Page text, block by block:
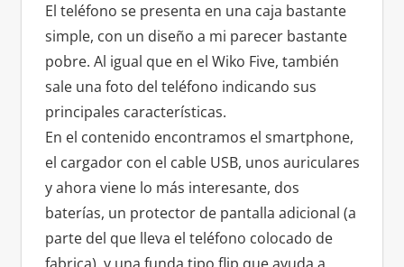
El teléfono se presenta en una caja bastante
simple, con un diseño a mi parecer bastante
pobre. Al igual que en el Wiko Five, también
sale una foto del teléfono indicando sus
principales características.
En el contenido encontramos el smartphone,
el cargador con el cable USB, unos auriculares
y ahora viene lo más interesante, dos
baterías, un protector de pantalla adicional (a
parte del que lleva el teléfono colocado de